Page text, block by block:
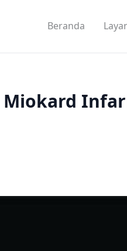
Beranda
Miokard